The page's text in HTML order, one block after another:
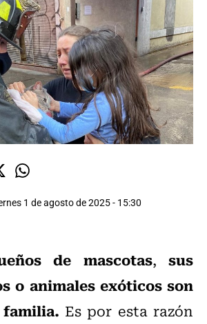
1 de agosto de 2025 - 15:30
de mascotas,sus
o animales exóticos son
Es por esta razón